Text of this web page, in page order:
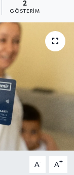
2
GÖSTERIM
A- A+